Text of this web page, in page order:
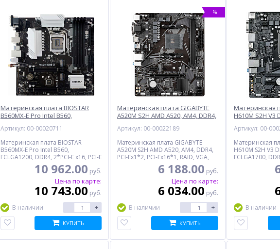
Материнская плата BIOSTAR
B560MX-E Pro Intel B560,
6*USB3.2, 8*USB2.0, PS/2, GLAN,
mATX
Артикул: 00-00020711
Материнская плата BIOSTAR
B560MX-E Pro Intel B560,
FCLGA1200, DDR4, 2*PCI-E x16, PCI-E
x1, 4*SATA III, 2*M.2, HDMI, VGA,
DVI, 6*USB3.2, 8*USB2.0, PS/2,
10 962.00 руб.
Цена по карте:
10 743.00 руб.
В наличии
- +
КУПИТЬ
%
Материнская плата GIGABYTE
A520M S2H AMD A520, AM4, DDR4,
4*USB3.2, PS/2, GLAN, mATX
Артикул: 00-00022189
Материнская плата GIGABYTE
A520M S2H AMD A520, AM4, DDR4,
PCI-Ex1*2, PCI-Ex16*1, RAID, VGA,
DVI, HDMI, 4*USB2.0, 4*USB3.2,
PS/2, GLAN, mATX, BOX6 188.00 руб.
Цена по карте:
6 034.00 руб.
В наличии
- +
КУПИТЬ
Материнская
H610M S2H V3
DisplayPort,
PS/2, GLAN,
Артикул: 00-
Материнская
H610M S2H V3
FCLGA1700,
x1, 4*SATA III,
DisplayPort,
PS/2, GLAN,
В наличии